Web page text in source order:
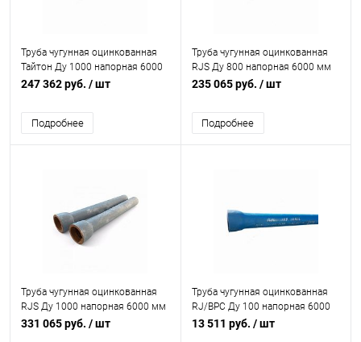
Труба чугунная оцинкованная
Тайтон Ду 1000 напорная 6000
мм раструбная с ЦПП б/к с нар.
Сокол
247 362 руб. / шт
Подробнее
Труба чугунная оцинкованная
RJS Ду 800 напорная 6000 мм
раструбная с ЦПП б/к с нар. лак.
235 065 руб. / шт
Подробнее
Труба чугунная оцинкованная
RJS Ду 1000 напорная 6000 мм
раструбная с ВГЦ б/к с нар. лак.
331 065 руб. / шт
Труба чугунная оцинкованная
RJ/ВРС Ду 100 напорная 6000
мм раструбная с ЦПП б/к с нар.
13 511 руб. / шт